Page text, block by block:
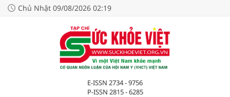
Chủ Nhật 09/08/2026 02:19
E-ISSN 2734 - 9756
P-ISSN 2815 - 6285